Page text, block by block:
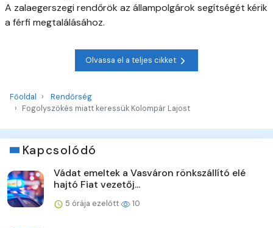
A zalaegerszegi rendőrök az állampolgárok segítségét kérik
a férfi megtalálásához.
Olvassa el a teljes cikket
Főoldal
Rendőrség
Fogolyszökés miatt keressük Kolompár Lajost
Kapcsolódó
Vádat emeltek a Vasváron rönkszállító elé
hajtó Fiat vezetőj...
5 órája ezelőtt 10